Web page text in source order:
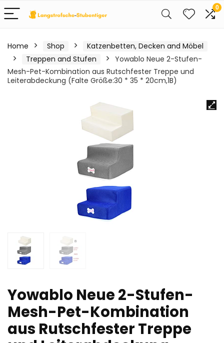
0
Home Shop
Katzenbetten, Decken and Möbel
Treppen and Stufen
Yowablo Neue 2-Stufen-
Mesh-Pet-Kombination aus Rutschfester Treppe und
Leiterabdeckung (Falte Größe:30 * 35 * 20cm,1B)
Yowablo Neue 2-Stufen-
Mesh-Pet-Kombination
aus Rutschfester Treppe